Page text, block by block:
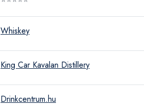
Whiskey
King Car Kavalan Distillery
Drinkcentrum.hu